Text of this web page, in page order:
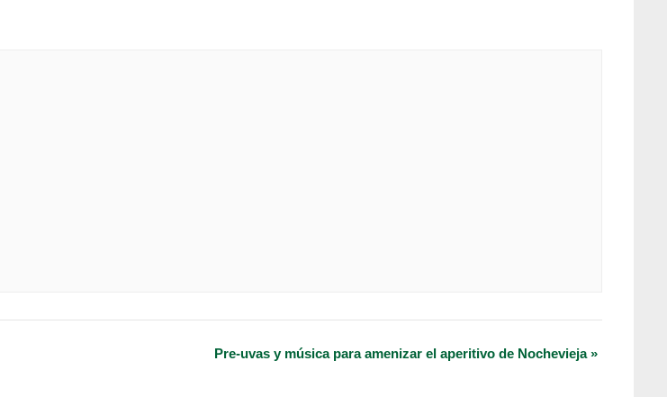
Pre-uvas y música para amenizar el aperitivo de Nochevieja»